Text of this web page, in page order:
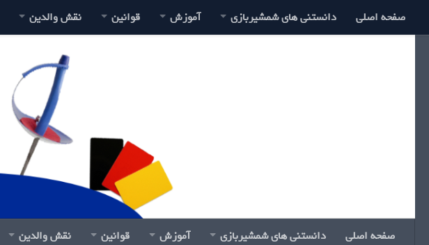
صفحه اصلی دانستنی های شمشیربازی آموزش قوانین نقش والدین
صفحه اصلی دانستنی های شمشیربازی آموزش قوانین نقش والدین